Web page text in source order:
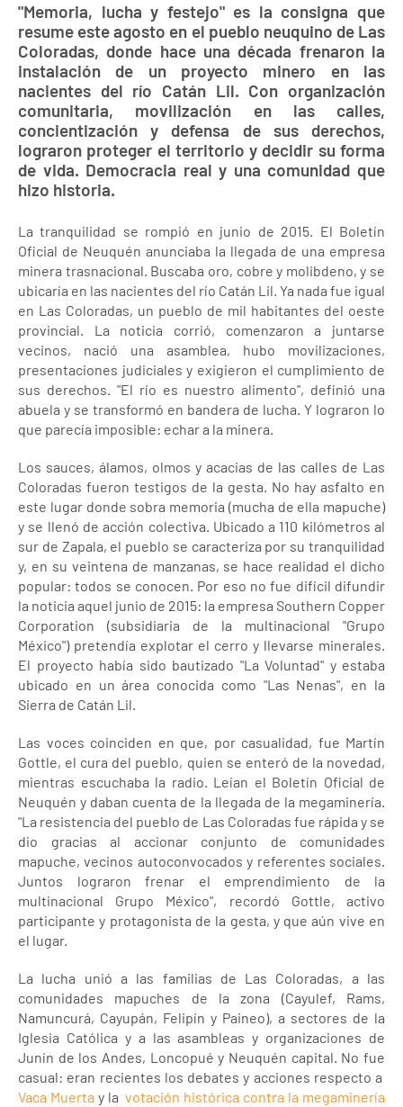
"Memoria, lucha y festejo" es la consigna que
resume este agosto en el pueblo neuquino de Las
Coloradas, donde hace una década frenaron la
instalación de un proyecto minero en las
nacientes del río Catán Lil. Con organización
comunitaria, movilización en las calles,
concientización y defensa de sus derechos,
lograron proteger el territorio y decidir su forma
de vida. Democracia real y una comunidad que
hizo historia.
La tranquilidad se rompió en junio de 2015. El Boletín
Oficial de Neuquén anunciaba la llegada de una empresa
minera trasnacional. Buscaba oro, cobre y molibdeno, y se
ubicaría en las nacientes del río Catán Lil. Ya nada fue igual
en Las Coloradas, un pueblo de mil habitantes del oeste
provincial. La noticia corrió, comenzaron a juntarse
vecinos, nació una asamblea, hubo movilizaciones,
presentaciones judiciales y exigieron el cumplimiento de
sus derechos. "El río es nuestro alimento", definió una
abuela y se transformó en bandera de lucha. Y lograron lo
que parecía imposible: echar a la minera.
Los sauces, álamos, olmos y acacias de las calles de Las
Coloradas fueron testigos de la gesta. No hay asfalto en
este lugar donde sobra memoria (mucha de ella mapuche)
y se llenó de acción colectiva. Ubicado a 110 kilómetros al
sur de Zapala, el pueblo se caracteriza por su tranquilidad
y, en su veintena de manzanas, se hace realidad el dicho
popular: todos se conocen. Por eso no fue difícil difundir
la noticia aquel junio de 2015: la empresa Southern Copper
Corporation (subsidiaria de la multinacional "Grupo
México") pretendía explotar el cerro y llevarse minerales.
El proyecto había sido bautizado "La Voluntad" y estaba
ubicado en un área conocida como "Las Nenas", en la
Sierra de Catán Lil.
Las voces coinciden en que, por casualidad, fue Martín
Gottle, el cura del pueblo, quien se enteró de la novedad,
mientras escuchaba la radio. Leían el Boletín Oficial de
Neuquén y daban cuenta de la llegada de la megaminería.
"La resistencia del pueblo de Las Coloradas fue rápida y se
dio gracias al accionar conjunto de comunidades
mapuche, vecinos autoconvocados y referentes sociales.
Juntos lograron frenar el emprendimiento de la
multinacional Grupo México", recordó Gottle, activo
participante y protagonista de la gesta, y que aún vive en
el lugar.
La lucha unió a las familias de Las Coloradas, a las
comunidades mapuches de la zona (Cayulef, Rams,
Namuncurá, Cayupán, Felipín y Paineo), a sectores de la
Iglesia Católica y a las asambleas y organizaciones de
Junín de los Andes, Loncopué y Neuquén capital. No fue
casual: eran recientes los debates y acciones respecto a
Vaca Muertay lavotación histórica contra la megaminería